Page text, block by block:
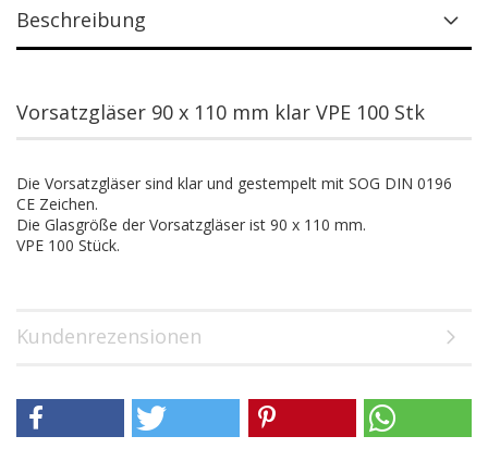
Beschreibung
Vorsatzgläser 90 x 110 mm klar VPE 100 Stk
Die Vorsatzgläser sind klar und gestempelt mit SOG DIN 0196
CE Zeichen.
Die Glasgröße der Vorsatzgläser ist 90 x 110 mm.
​VPE 100 Stück.
Kundenrezensionen